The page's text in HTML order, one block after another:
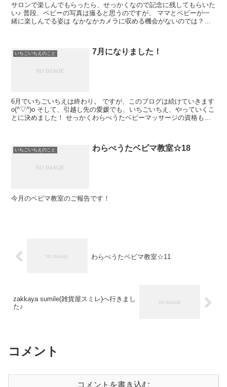
サロンで楽しんでもらったら、せっかくなので記念に残してもらいた
い♪ 普段、ベビーの写真は撮ると思うのですが、 ママとベビーが一
緒に楽しんでる姿は なかなかカメラに収める機会がないのでは？と
いちごいちえのこと 7月になりました！
6月でいちごいちえは終わり。 ですが、このブログは続けていきます
o(^▽^)o そして、引越し先の愛媛でも、いちごいちえ、やっていくこ
とに決めました！ せっかくわらべうたベビーマッサージの資格も取
いちごいちえのこと わらべうたベビマ教室☆18
今月のベビマ教室のご報告です！
わらべうたベビマ教室☆11
zakkaya sumile(雑貨屋スミレ)へ行きまし
た♪
コメント
コメントを書き込む